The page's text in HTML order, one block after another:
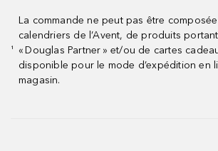
¹
La commande ne peut pas être
calendriers de l’Avent, de produits
« Douglas Partner » et/ou de cartes
disponible pour le mode d’expédition en
magasin.